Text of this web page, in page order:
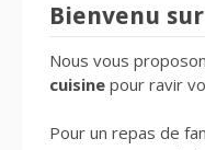
Bienvenu
Nous vous
cuisine pour ravir
Pour un repas de